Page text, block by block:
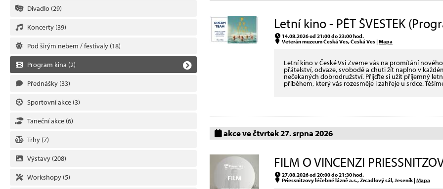
Divadlo (29)
Koncerty (39)
Pod širým nebem / festivaly (18)
Program kina (2)
Přednášky (33)
Sportovní akce (3)
Taneční akce (6)
Trhy (7)
Výstavy (208)
Workshopy (5)
Letní kino - PĚT ŠVESTEK
14.08.2026 od 21:00 do 23:00 hod.
Veterán muzeum Česká Ves, Česká Ves |Mapa
Letní kino v České Vsi Zveme vás na promítání
přátelství, odvaze, svobodě a chuti žít naplno v
nečekaných dobrodružství. Přijďte si užít příjemný
příběhem, který vás rozesměje i zahřeje u srdce.
akce ve čtvrtek 27. srpna 2026
FILM O VINCENZI
27.08.2026 od 20:00 do 21:30 hod.
Priessnitzovy léčebné lázně a.s., Zrcadlový sál, Jeseník |Mapa